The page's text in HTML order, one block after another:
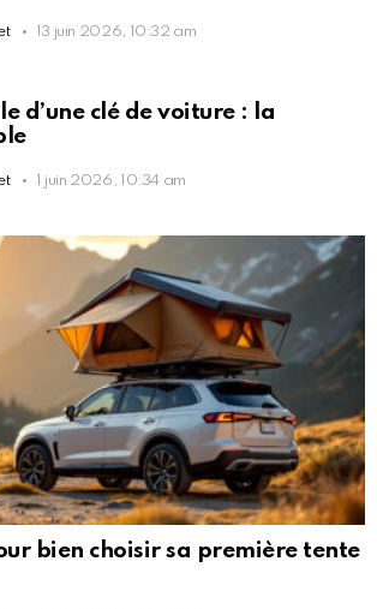
13 juin 2026, 10:32 am
d’une clé de voiture : la
1 juin 2026, 10:34 am
bien choisir sa première tente